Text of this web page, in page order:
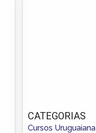
CATEGORIAS
Cursos Uruguaiana